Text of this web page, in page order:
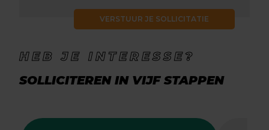
VERSTUUR JE SOLLICITATIE
HEB JE INTERESSE?
SOLLICITEREN IN VIJF STAPPEN